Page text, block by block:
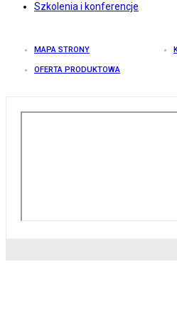
Szkolenia i konferencje
MAPA STRONY
OFERTA PRODUKTOWA